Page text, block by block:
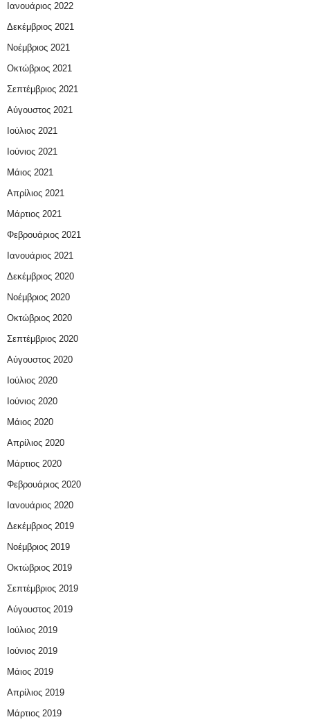
Ιανουάριος 2022
Δεκέμβριος 2021
Νοέμβριος 2021
Οκτώβριος 2021
Σεπτέμβριος 2021
Αύγουστος 2021
Ιούλιος 2021
Ιούνιος 2021
Μάιος 2021
Απρίλιος 2021
Μάρτιος 2021
Φεβρουάριος 2021
Ιανουάριος 2021
Δεκέμβριος 2020
Νοέμβριος 2020
Οκτώβριος 2020
Σεπτέμβριος 2020
Αύγουστος 2020
Ιούλιος 2020
Ιούνιος 2020
Μάιος 2020
Απρίλιος 2020
Μάρτιος 2020
Φεβρουάριος 2020
Ιανουάριος 2020
Δεκέμβριος 2019
Νοέμβριος 2019
Οκτώβριος 2019
Σεπτέμβριος 2019
Αύγουστος 2019
Ιούλιος 2019
Ιούνιος 2019
Μάιος 2019
Απρίλιος 2019
Μάρτιος 2019